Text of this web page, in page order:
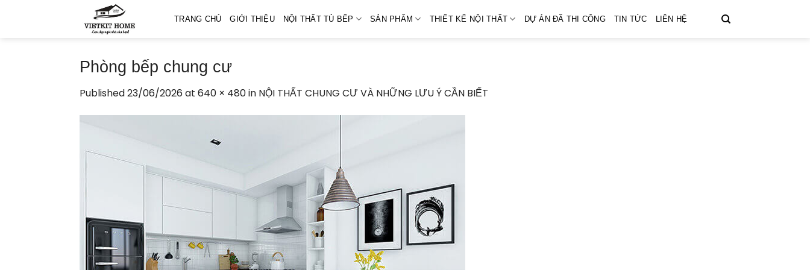
TRANG CHỦ GIỚI THIỆU NỘI THẤT TỦ BẾP SẢN PHẨM THIẾT KẾ NỘI THẤT DỰ ÁN ĐÃ THI CÔNG TIN TỨC LIÊN HỆ
Phòng bếp chung cư
Published23/06/2026 at 640 × 480in NỘI THẤT CHUNG CƯ VÀ NHỮNG LƯU Ý CẦN BIẾT